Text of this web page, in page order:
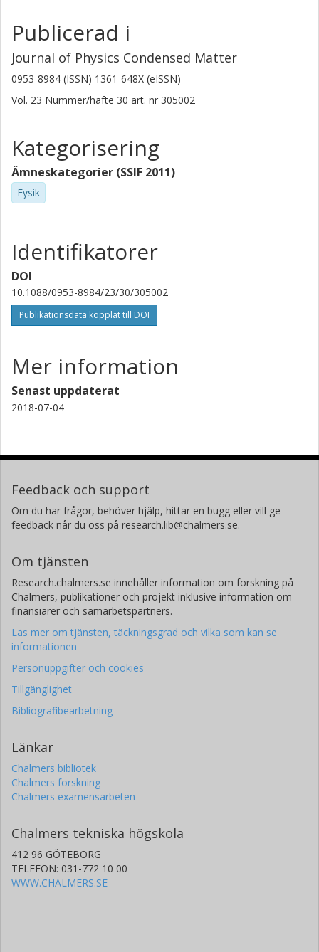
Forskning Andra publikationer
Iouri Boikov
Russian Academy of Sciences
Forskning Andra publikationer
I.T. Serenkov
Russian Academy of Sciences
V.I. Sakharov
Russian Academy of Sciences
Chalmers, Mikroteknologi och nanovetenskap,
Kvantkomponentfysik
Forskning Andra publikationer
L. MacManus-Driscoll
M. G. Blamire
University of Cambridge
Publicerad i
Journal of Physics Condensed Matter
0953-8984 (ISSN) 1361-648X (eISSN)
Vol. 23 Nummer/häfte 30 art. nr 305002
Kategorisering
Ämneskategorier (SSIF 2011)
Fysik
Identifikatorer
DOI
10.1088/0953-8984/23/30/305002
Publikationsdata kopplat till DOI
Mer information
Senast uppdaterat
2018-07-04
Feedback och support
Om du har frågor, behöver hjälp, hittar en bugg eller vill ge
feedback når du oss på research.lib@chalmers.se.
Om tjänsten
Research.chalmers.se innehåller information om forskning på
Chalmers, publikationer och projekt inklusive information om
finansiärer och samarbetspartners.
Läs mer om tjänsten, täckningsgrad och vilka som kan se
informationen
Personuppgifter och cookies
Tillgänglighet
Bibliografibearbetning
Länkar
Chalmers bibliotek
Chalmers forskning
Chalmers examensarbeten
Chalmers tekniska högskola
412 96 GÖTEBORG
TELEFON: 031-772 10 00
WWW.CHALMERS.SE